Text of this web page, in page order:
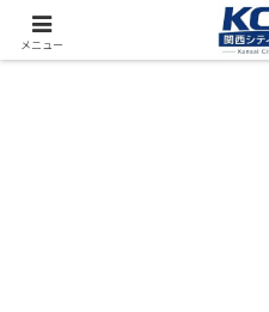
都市再開発をフィールド調
メニュー